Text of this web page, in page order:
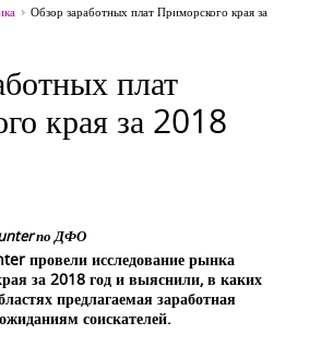
Обзор заработных плат Приморского края за
плат
края за 2018
по ДФО
провели исследование рынка
за 2018 год и выяснили, в каких
предлагаемая заработная
соискателей.